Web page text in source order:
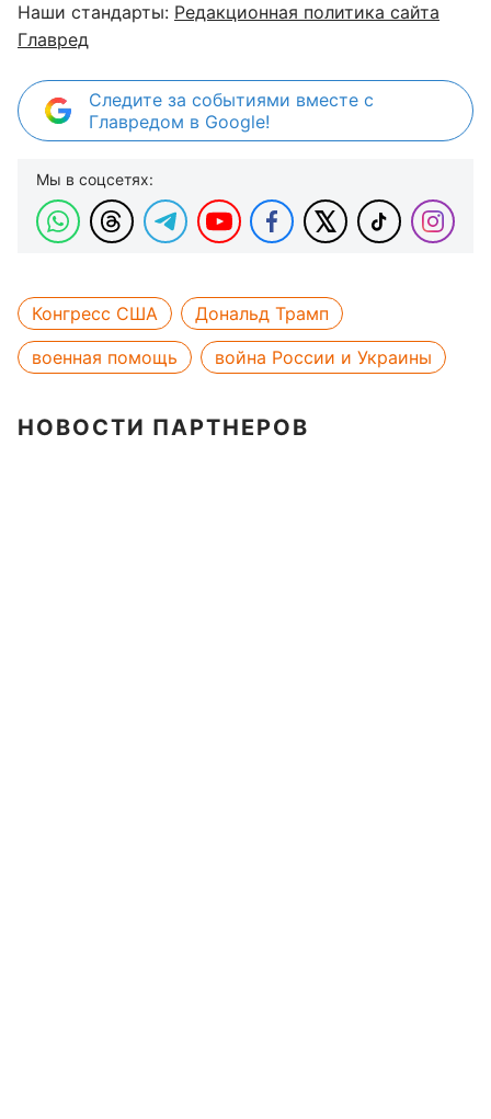
Наши стандарты: Редакционная политика сайта
Главред
Следите за событиями вместе с
Главредом в Google!
Мы в соцсетях:
Конгресс США
Дональд Трамп
военная помощь
война России и Украины
НОВОСТИ ПАРТНЕРОВ